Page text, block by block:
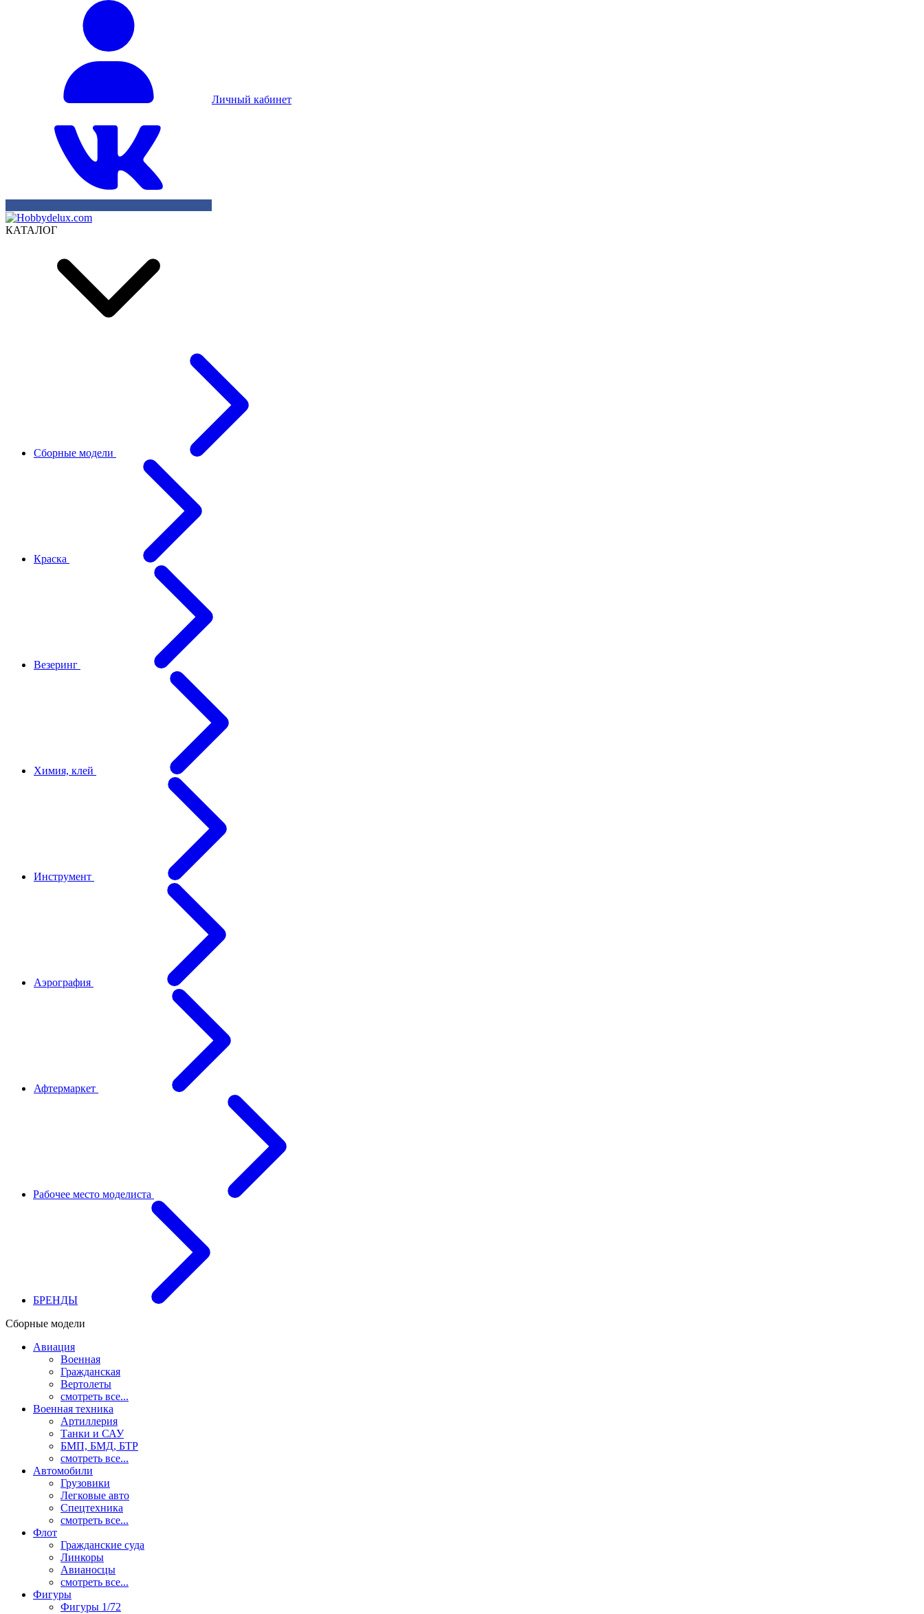
Личный кабинет
КАТАЛОГ
Сборные модели
Краска
Везеринг
Химия, клей
Инструмент
Аэрография
Афтермаркет
Рабочее место моделиста
БРЕНДЫ
Сборные модели
Авиация
Военная
Гражданская
Вертолеты
смотреть все...
Военная техника
Артиллерия
Танки и САУ
БМП, БМД, БТР
смотреть все...
Автомобили
Грузовики
Легковые авто
Спецтехника
смотреть все...
Флот
Гражданские суда
Линкоры
Авианосцы
смотреть все...
Фигуры
Фигуры 1/72